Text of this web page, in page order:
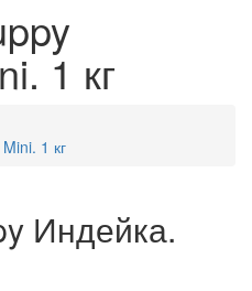
1 кг
1 кг
Индейка.